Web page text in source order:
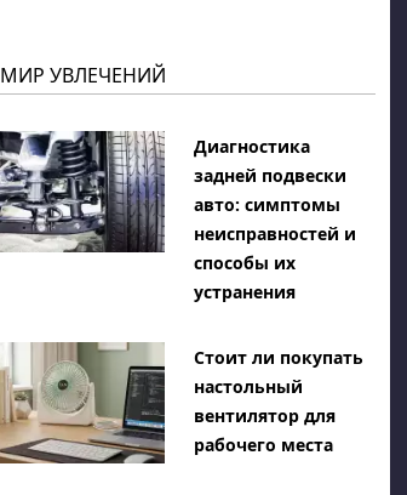
МИР УВЛЕЧЕНИЙ
Диагностика
задней подвески
авто: симптомы
неисправностей и
способы их
устранения
Стоит ли покупать
настольный
вентилятор для
рабочего места